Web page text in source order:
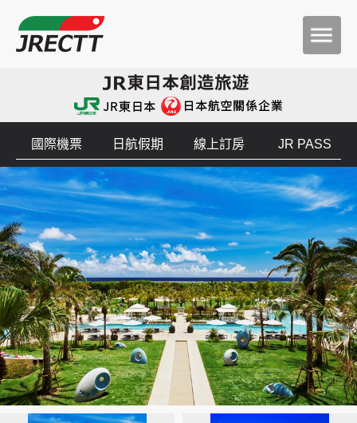
創造旅遊
國際機票 日航假期 線上訂房 JR PASS